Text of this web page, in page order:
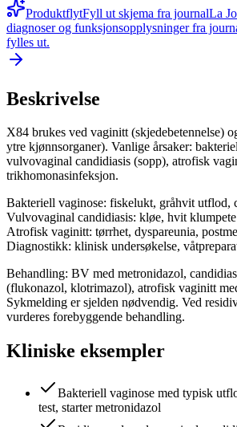
ProduktflytFyll ut skjema fra journalLa
diagnoser og funksjonsopplysninger fra
fylles ut.
Beskrivelse
X84 brukes ved vaginitt (skjedebetennelse)
ytre kjønnsorganer). Vanlige årsaker:
vulvovaginal candidiasis (sopp), atrofisk
trikhomonasinfeksjon.
Bakteriell vaginose: fiskelukt, gråhvit utflod,
Vulvovaginal candidiasis: kløe, hvit
Atrofisk vaginitt: tørrhet, dyspareunia,
Diagnostikk: klinisk undersøkelse,
Behandling: BV med metronidazol,
(flukonazol, klotrimazol), atrofisk vaginitt
Sykmelding er sjelden nødvendig. Ved
vurderes forebyggende behandling.
Kliniske eksempler
Bakteriell vaginose med typisk
test, starter metronidazol